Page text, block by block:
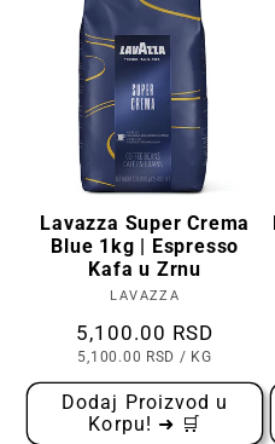
Lavazza Super Crema
Blue 1kg | Espresso
Kafa u Zrnu
Prodavac:
LAVAZZA
Cena
5,100.00 RSD
CENA
KOMADU
5,100.00 RSD / PO
KG
Dodaj Proizvod u
Korpu! ➜ 🛒